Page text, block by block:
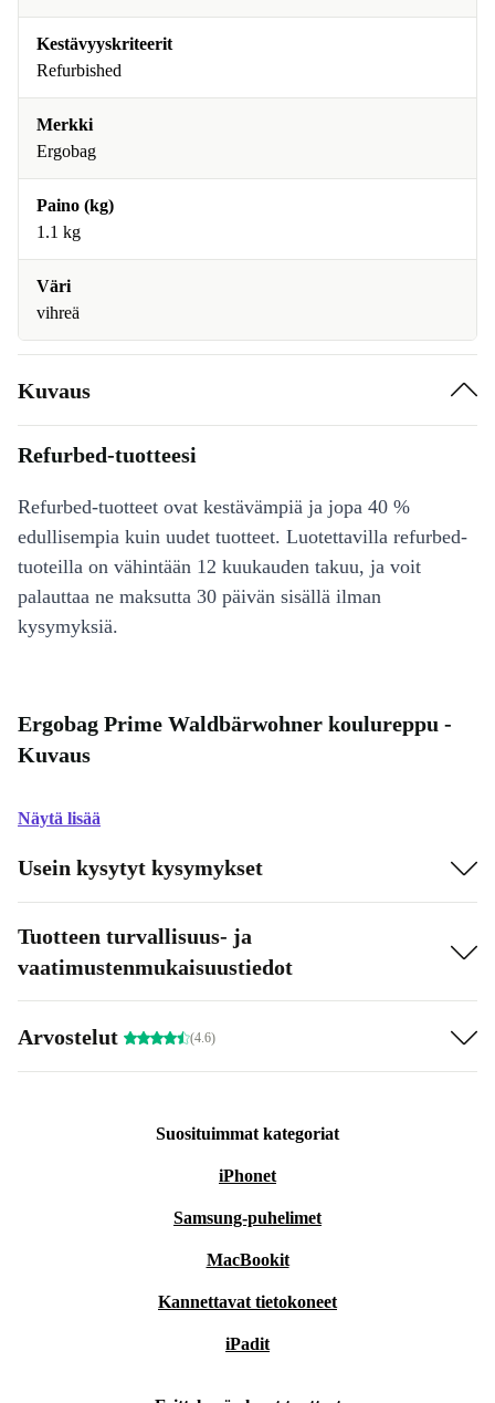
Kestävyyskriteerit
Refurbished
Merkki
Ergobag
Paino (kg)
1.1 kg
Väri
vihreä
Kuvaus
Refurbed-tuotteesi
Refurbed-tuotteet ovat kestävämpiä ja jopa 40 %
edullisempia kuin uudet tuotteet. Luotettavilla refurbed-
tuoteilla on vähintään 12 kuukauden takuu, ja voit
palauttaa ne maksutta 30 päivän sisällä ilman
kysymyksiä.
Ergobag Prime Waldbärwohner koulureppu -
Kuvaus
Näytä lisää
Usein kysytyt kysymykset
Tuotteen turvallisuus- ja
vaatimustenmukaisuustiedot
Arvostelut (4.6)
Suosituimmat kategoriat
iPhonet
Samsung-puhelimet
MacBookit
Kannettavat tietokoneet
iPadit